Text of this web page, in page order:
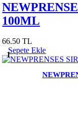
100ML
66.50 TL
1
Sepete Ekle